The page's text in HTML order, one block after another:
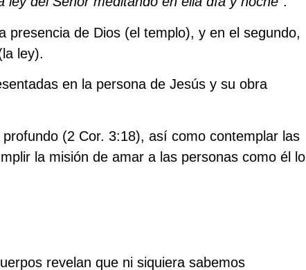
presencia de Dios (el templo), y en el segundo,
ley).
en la persona de Jesús y su obra
(2 Cor. 3:18), así como contemplar las
la misión de amar a las personas como él lo
revelan que ni siquiera sabemos